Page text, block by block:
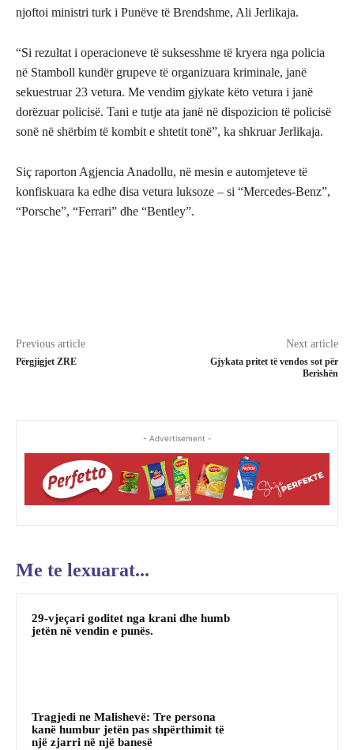
njoftoi ministri turk i Punëve të Brendshme, Ali Jerlikaja.
“Si rezultat i operacioneve të suksesshme të kryera nga policia
në Stamboll kundër grupeve të organizuara kriminale, janë
sekuestruar 23 vetura. Me vendim gjykate këto vetura i janë
dorëzuar policisë. Tani e tutje ata janë në dispozicion të policisë
sonë në shërbim të kombit e shtetit tonë”, ka shkruar Jerlikaja.
Siç raporton Agjencia Anadollu, në mesin e automjeteve të
konfiskuara ka edhe disa vetura luksoze – si “Mercedes-Benz”,
“Porsche”, “Ferrari” dhe “Bentley”.
Previous article
Përgjigjet ZRE
Next article
Gjykata pritet të vendos sot për
Berishën
- Advertisement -
Me te lexuarat...
29-vjeçari goditet nga krani dhe humb
jetën në vendin e punës.
Tragjedi ne Malishevë: Tre persona
kanë humbur jetën pas shpërthimit të
një zjarri në një banesë